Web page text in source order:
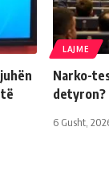
LAJME
Narko-
detyron?
6 Gusht,